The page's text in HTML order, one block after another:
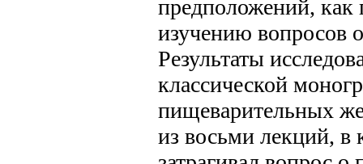
предположений,
изучению вопросов
Результаты
классической
пищеварительных
из восьми лекций, в